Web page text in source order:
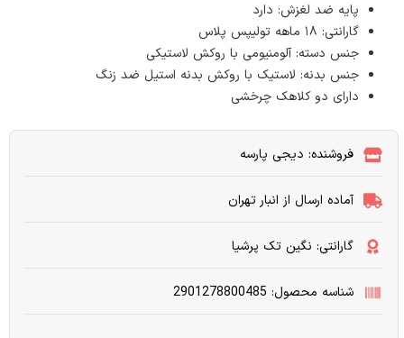
پایه ضد لغزش: دارد
گارانتی: ۱۸ ماهه تولیپس پلاس
جنس دسته: آلومنیومی با روکش لاستیکی
جنس بدنه: لاستیک با روکش بدنه استیل ضد زنگ
دارای دو کلاهک چرخشی
فروشنده: دیجی پارسه
آماده ارسال از انبار تهران
گارانتی: نگین تک پرشیا
شناسه محصول: 2901278800485